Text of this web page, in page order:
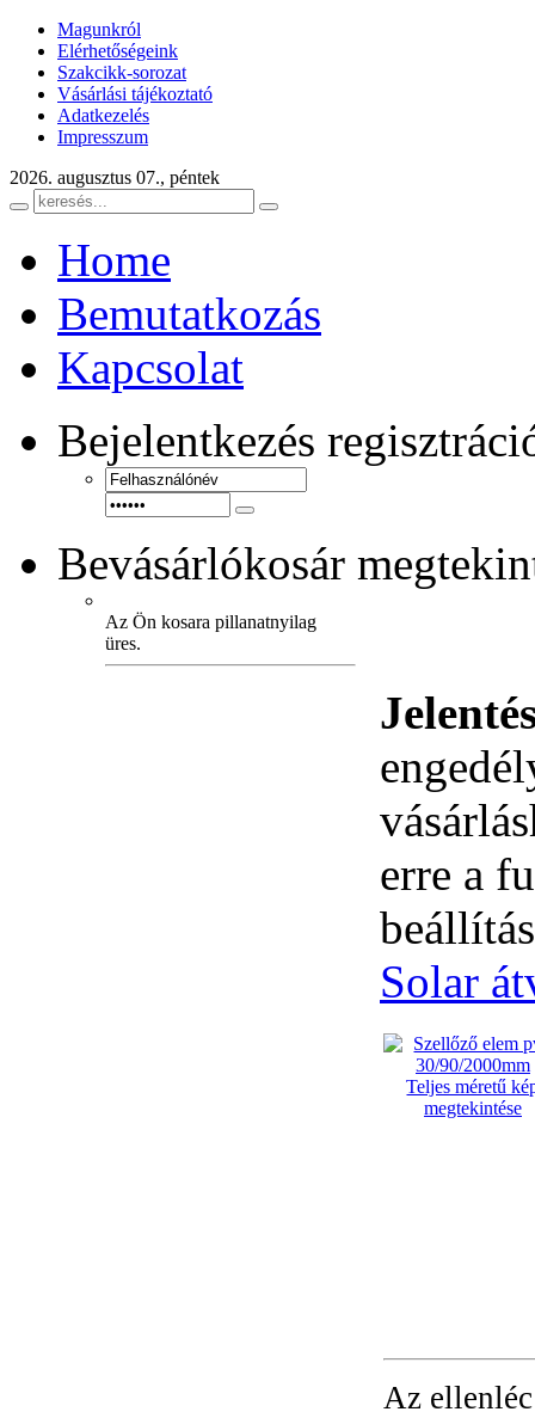
Magunkról
Elérhetőségeink
Szakcikk-sorozat
Vásárlási tájékoztató
Adatkezelés
Impresszum
2026. augusztus 07., péntek
Home
Bemutatkozás
Kapcsolat
Bejelentkezés
Bevásárlókosár
Az Ön kosara pillanatnyilag
üres.
erre a
Solar
Teljes méretű
megtekintése
Az